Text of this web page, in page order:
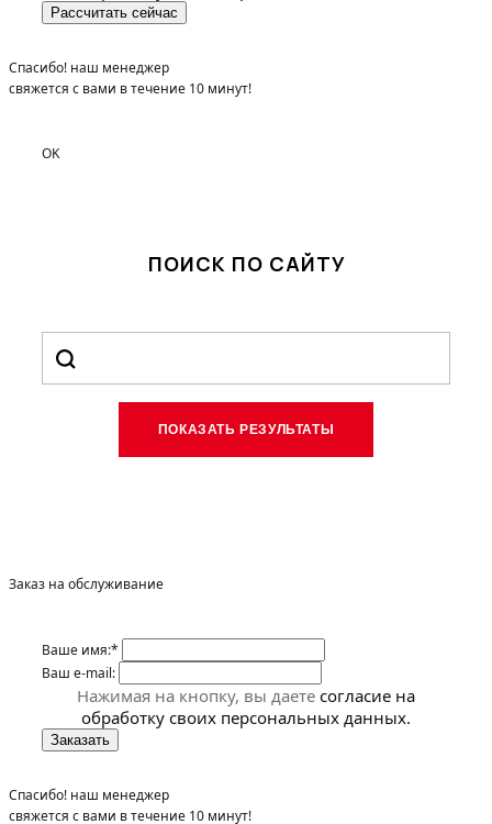
Спасибо! наш менеджер
свяжется с вами в течение 10 минут!
OK
ПОИСК ПО САЙТУ
Заказ на обслуживание
Ваше имя:*
Ваш e-mail:
Нажимая на кнопку, вы даете согласие на
обработку своих персональных данных.
Спасибо! наш менеджер
свяжется с вами в течение 10 минут!